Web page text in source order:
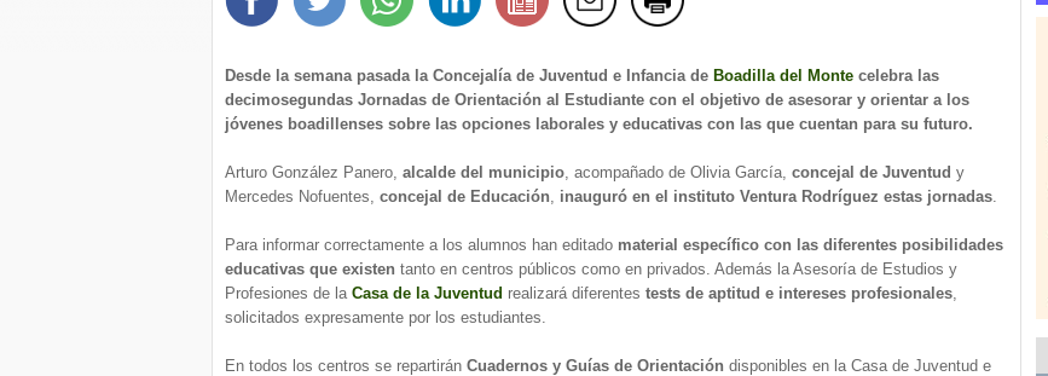
Desde la semana pasada la Concejalía de Juventud e Infancia de Boadilla del Monte celebra las
decimosegundas Jornadas de Orientación al Estudiante con el objetivo de asesorar y orientar a los
jóvenes boadillenses sobre las opciones laborales y educativas con las que cuentan para su futuro.
Arturo González Panero, alcalde del municipio, acompañado de Olivia García, concejal de Juventud y
Mercedes Nofuentes, concejal de Educación, inauguró en el instituto Ventura Rodríguez estas jornadas.
Para informar correctamente a los alumnos han editado material específico con las diferentes posibilidades
educativas que existen tanto en centros públicos como en privados. Además la Asesoría de Estudios y
Profesiones de la Casa de la Juventud realizará diferentes tests de aptitud e intereses profesionales,
solicitados expresamente por los estudiantes.
En todos los centros se repartirán Cuadernos y Guías de Orientación disponibles en la Casa de Juventud e